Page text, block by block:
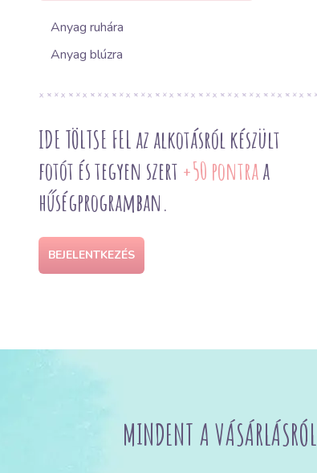
Anyag ruhára
Anyag blúzra
IDE TÖLTSE FEL az alkotásról készült
fotót és tegyen szert +50 pontraa
hűségprogramban.
BEJELENTKEZÉS
MINDENT A VÁSÁRLÁSRÓL